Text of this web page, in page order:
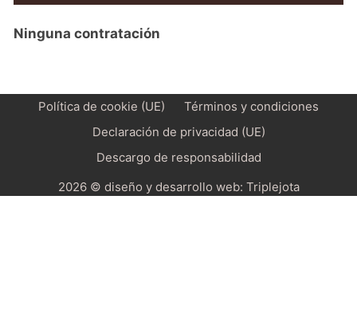
Ninguna contratación
Política de cookie (UE)
Términos y condiciones
Declaración de privacidad (UE)
Descargo de responsabilidad
2026 © diseño y desarrollo web: Triplejota